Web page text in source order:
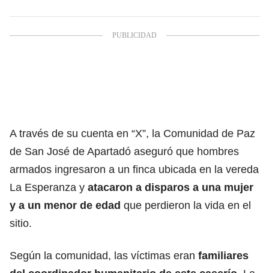
A través de su cuenta en “X”, la Comunidad de Paz
de San José de Apartadó aseguró que hombres
armados ingresaron a un finca ubicada en la vereda
La Esperanza y atacaron a disparos a una mujer
y a un menor de edad que perdieron la vida en el
sitio.
Según la comunidad, las víctimas eran familiares